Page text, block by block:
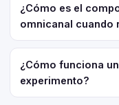
¿Cómo es el
omnicanal cuando
¿Cómo funciona
experimento?